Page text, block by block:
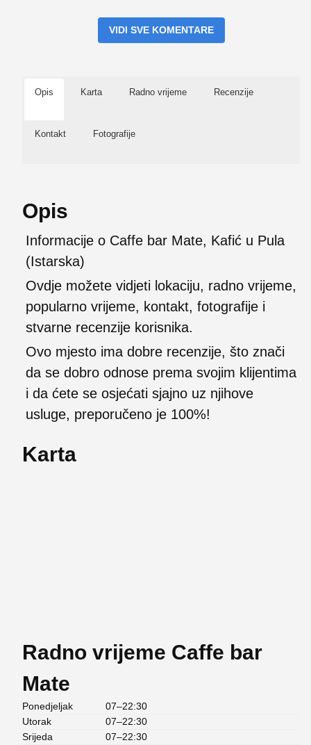
VIDI SVE KOMENTARE
Opis Karta Radno vrijeme Recenzije
Kontakt Fotografije
Opis
Informacije o Caffe bar Mate, Kafić u Pula
(Istarska)
Ovdje možete vidjeti lokaciju, radno vrijeme,
popularno vrijeme, kontakt, fotografije i
stvarne recenzije korisnika.
Ovo mjesto ima dobre recenzije, što znači
da se dobro odnose prema svojim klijentima
i da ćete se osjećati sjajno uz njihove
usluge, preporučeno je 100%!
Karta
Radno vrijeme Caffe bar
Mate
Ponedjeljak
07–22:30
Utorak
07–22:30
Srijeda
07–22:30